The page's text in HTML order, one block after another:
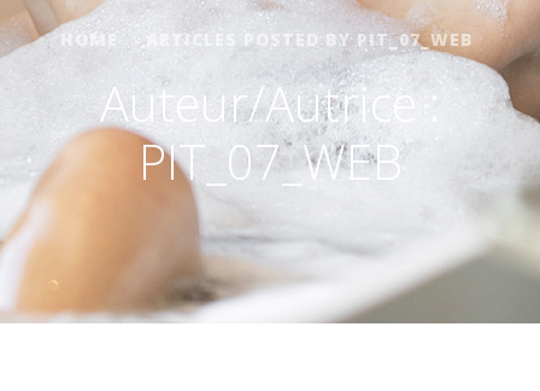
HOME ARTICLES POSTED BY PIT_07_WEB
Auteur/autrice :
PIT_07_WEB